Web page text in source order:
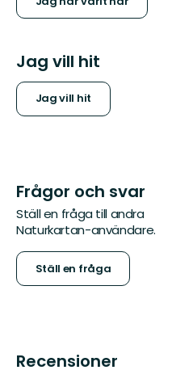
Jag vill hit
Jag vill hit
Frågor och svar
Ställ en fråga till andra
Naturkartan-användare.
Ställ en fråga
Recensioner